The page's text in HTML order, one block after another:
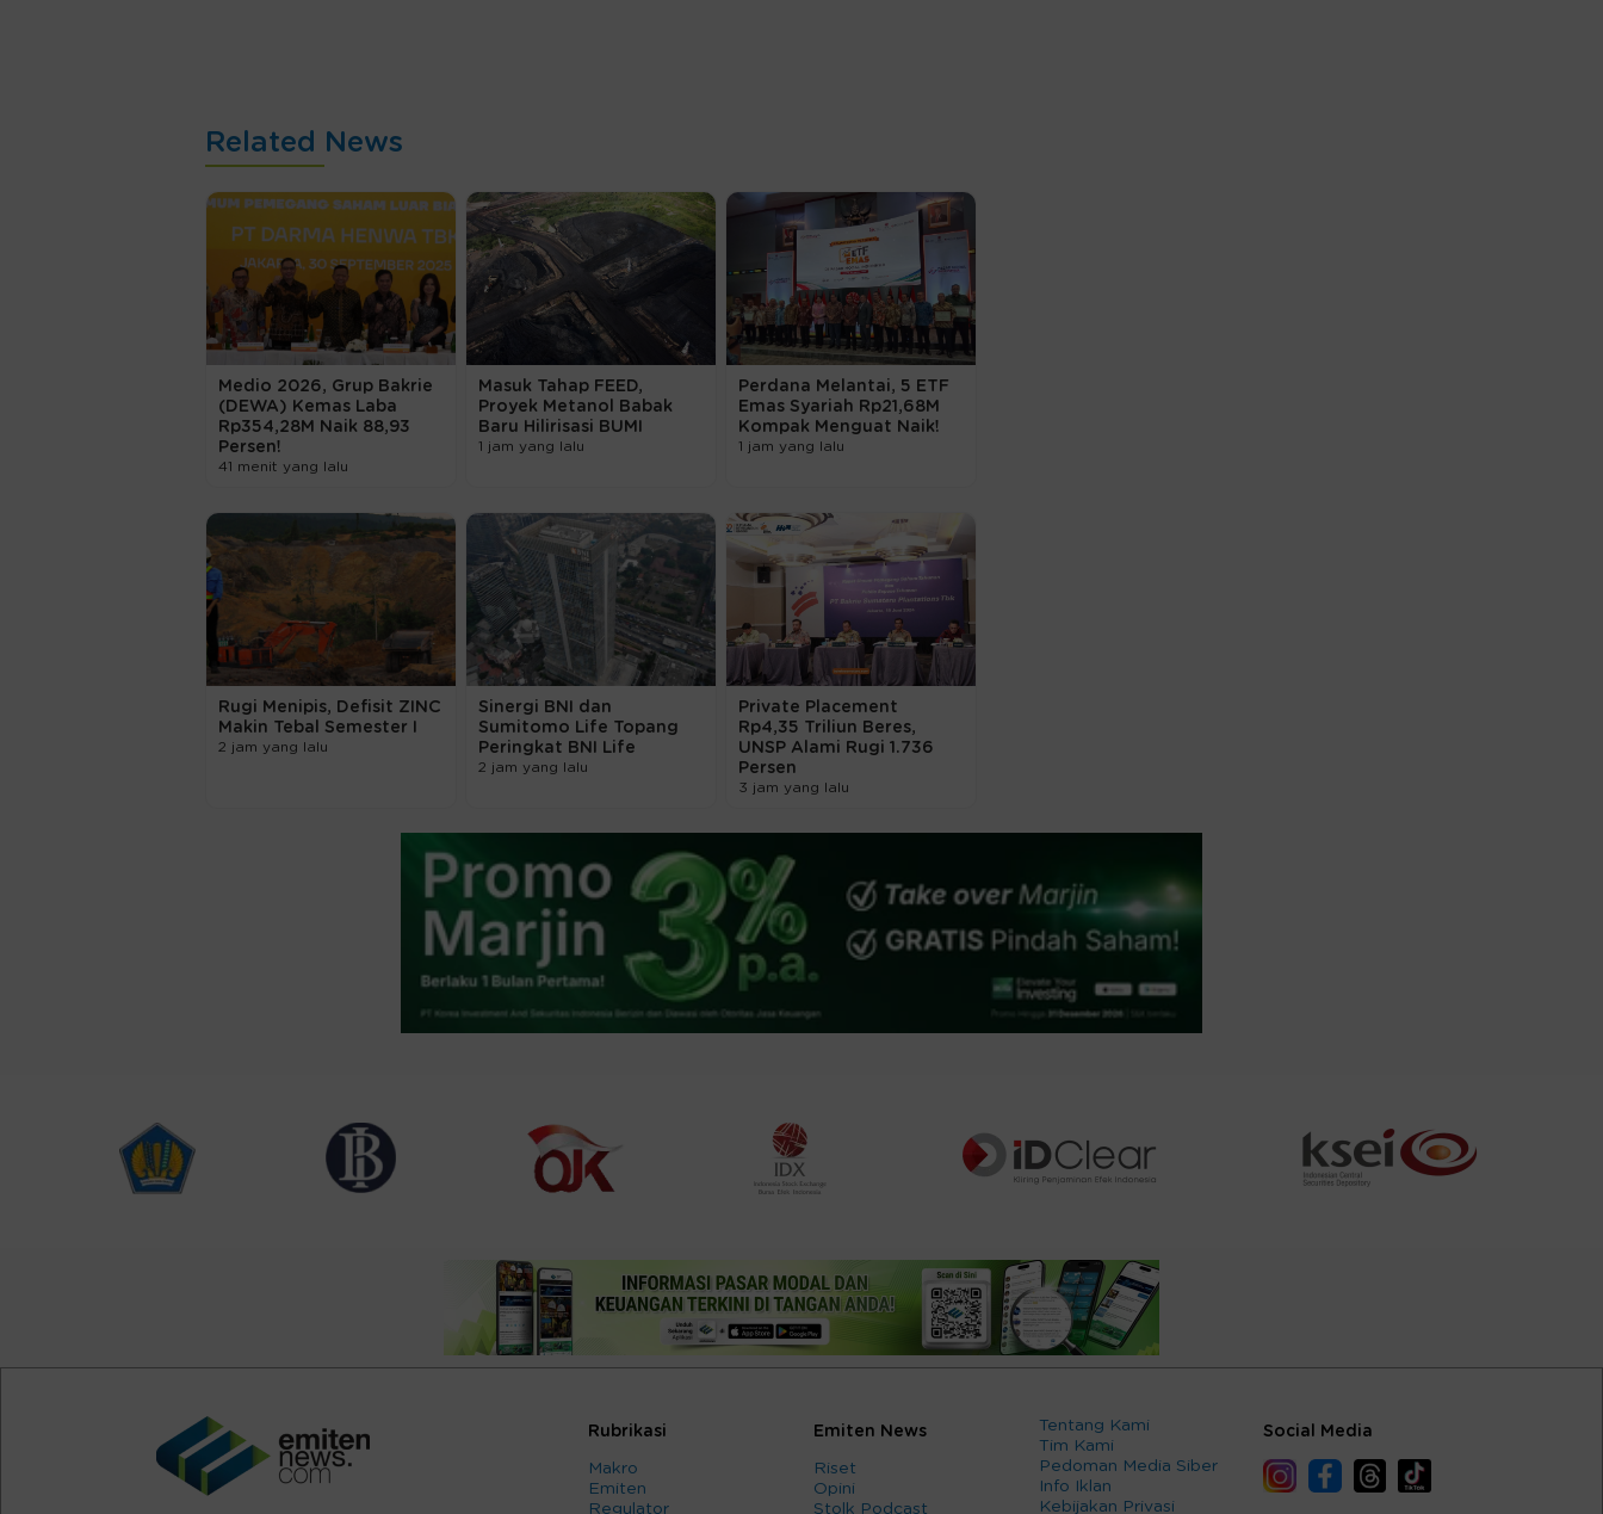
Related News
Medio 2026, Grup Bakrie
(DEWA) Kemas Laba
Rp354,28M Naik 88,93
Persen!
41 menit yang lalu
Masuk Tahap FEED,
Proyek Metanol Babak
Baru Hilirisasi BUMI
1 jam yang lalu
Perdana Melantai, 5 ETF
Emas Syariah Rp21,68M
Kompak Menguat Naik!
1 jam yang lalu
Rugi Menipis, Defisit ZINC
Makin Tebal Semester I
2 jam yang lalu
Sinergi BNI dan
Sumitomo Life Topang
Peringkat BNI Life
2 jam yang lalu
Private Placement
Rp4,35 Triliun Beres,
UNSP Alami Rugi 1.736
Persen
3 jam yang lalu
Rubrikasi
Makro
Emiten
Regulator
Emiten News
Riset
Opini
Stolk Podcast
Tentang Kami
Tim Kami
Pedoman Media Siber
Info Iklan
Kebijakan Privasi
Social Media